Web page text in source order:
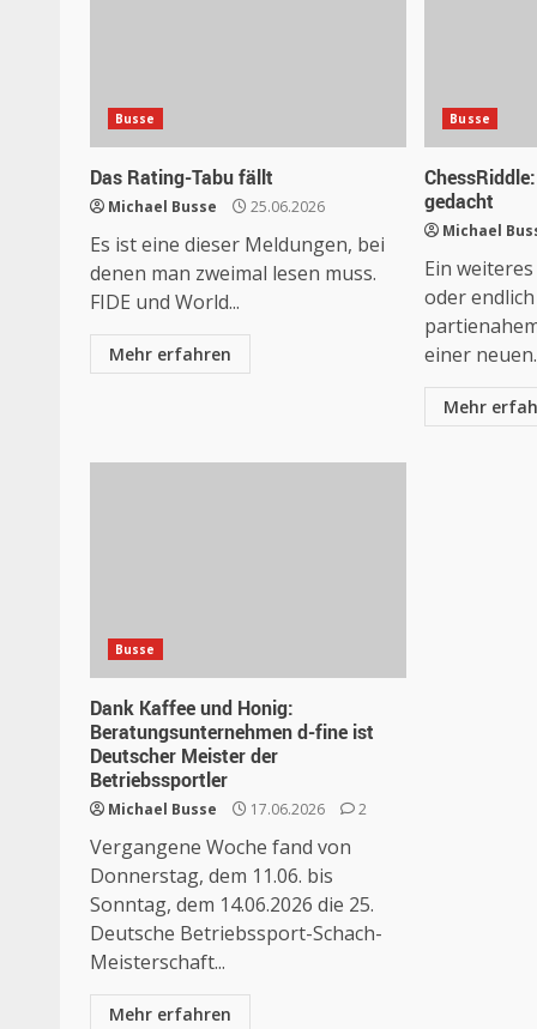
Busse
Das Rating-Tabu fällt
Michael Busse 25.06.2026
Es ist eine dieser Meldungen, bei
denen man zweimal lesen muss.
FIDE und World...
Mehr erfahren
Busse
gedacht
Michael
Ein
oder
einer
Mehr
Busse
Dank Kaffee und Honig:
Beratungsunternehmen d-fine ist
Deutscher Meister der
Betriebssportler
Michael Busse 17.06.2026 2
Vergangene Woche fand von
Donnerstag, dem 11.06. bis
Sonntag, dem 14.06.2026 die 25.
Deutsche Betriebssport-Schach-
Meisterschaft...
Mehr erfahren